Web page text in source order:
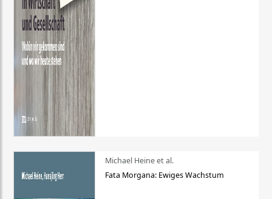
Michael Heine et al.
Fata Morgana: Ewiges Wachstum